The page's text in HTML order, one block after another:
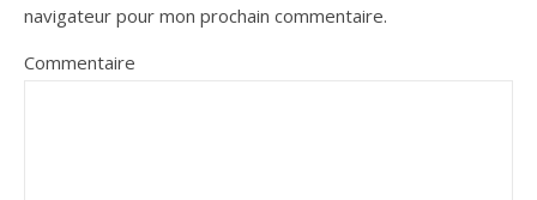
navigateur pour mon prochain commentaire.
Commentaire